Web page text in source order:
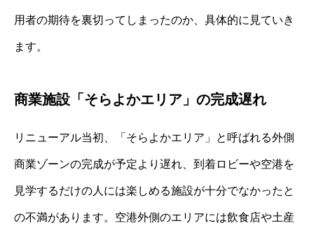
用者の期待を裏切ってしまったのか、具体的に見ていき
ます。
商業施設「そらよかエリア」の完成遅れ
リニューアル当初、「そらよかエリア」と呼ばれる外側
商業ゾーンの完成が予定より遅れ、到着ロビーや空港を
見学するだけの人には楽しめる施設が十分でなかったと
の不満があります。空港外側のエリアには飲食店や土産